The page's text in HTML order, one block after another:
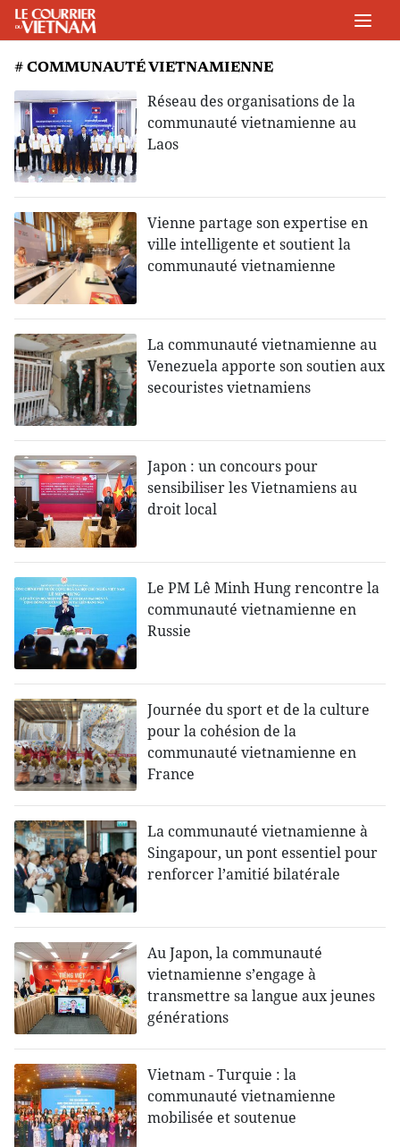
# COMMUNAUTÉ VIETNAMIENNE
Réseau des organisations de la
communauté vietnamienne au
Laos
Vienne partage son expertise en
ville intelligente et soutient la
communauté vietnamienne
La communauté vietnamienne au
Venezuela apporte son soutien aux
secouristes vietnamiens
Japon : un concours pour
sensibiliser les Vietnamiens au
droit local
Le PM Lê Minh Hung rencontre la
communauté vietnamienne en
Russie
Journée du sport et de la culture
pour la cohésion de la
communauté vietnamienne en
France
La communauté vietnamienne à
Singapour, un pont essentiel pour
renforcer l’amitié bilatérale
Au Japon, la communauté
vietnamienne s’engage à
transmettre sa langue aux jeunes
générations
Vietnam - Turquie : la
communauté vietnamienne
mobilisée et soutenue